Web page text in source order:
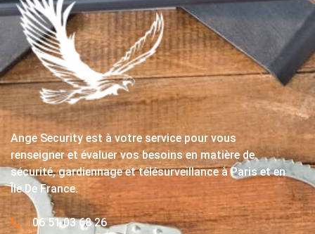
Ange Security est à votre service pour vous
renseigner et évaluer vos besoins en matière de
sécurité, gardiennage et télésurveillance à Paris et en
Île De France.
06 51 03 68 26